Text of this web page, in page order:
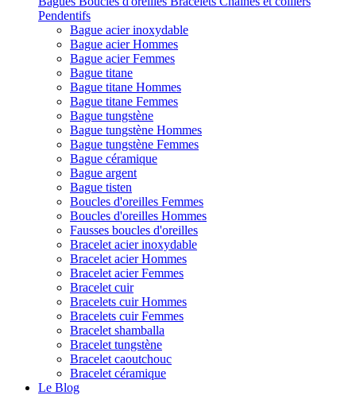
Pendentifs
Bague acier inoxydable
Bague acier Hommes
Bague acier Femmes
Bague titane
Bague titane Hommes
Bague titane Femmes
Bague tungstène
Bague tungstène Hommes
Bague tungstène Femmes
Bague céramique
Bague argent
Bague tisten
Boucles d'oreilles Femmes
Boucles d'oreilles Hommes
Fausses boucles d'oreilles
Bracelet acier inoxydable
Bracelet acier Hommes
Bracelet acier Femmes
Bracelet cuir
Bracelets cuir Hommes
Bracelets cuir Femmes
Bracelet shamballa
Bracelet tungstène
Bracelet caoutchouc
Bracelet céramique
Le Blog